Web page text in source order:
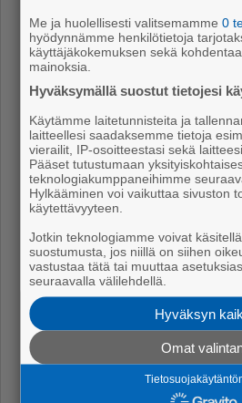
Ville Suutarinen
Me ja huolellisesti valitsemamme0
hyödynnämme henkilötietoja
käyttäjäkokemuksen sekä
mainoksia.
Hyväksymällä suostut tietojesi
Käytämme laitetunnisteita ja
laitteellesi saadaksemme tietoja
vierailit, IP-osoitteestasi sekä
Pääset tutustumaan
teknologiakumppaneihimme
Hylkääminen voi vaikuttaa sivuston
käytettävyyteen.
Jotkin teknologiamme voivat
suostumusta, jos niillä on siihen
vastustaa tätä tai muuttaa
seuraavalla välilehdellä.
Hyväksyn
Omat